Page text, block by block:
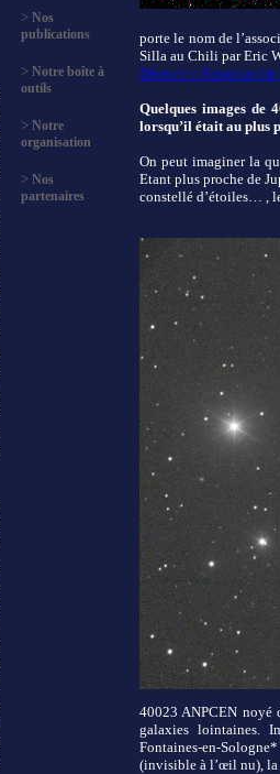
> Nos
publications
> Notre boîte à
outils
> Notre
organisation
> Nos
partenaires
porte le nom de
Silla au Chili par Eric
Découvrir l'association
Quelques images de
lorsqu’il était au plus
On peut imaginer la
Etant plus proche de
constellé d’étoiles… ,
40023 ANPCEN noyé
galaxies lointaines.
Fontaines-en-
(invisible à l’œil nu), la